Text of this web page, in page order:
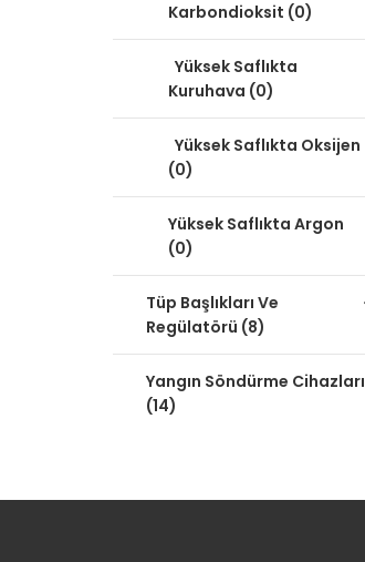
Karbondioksit (0)
Yüksek Saflıkta
Kuruhava (0)
Yüksek Saflıkta Oksijen
(0)
Yüksek Saflıkta Argon
(0)
Tüp Başlıkları Ve
Regülatörü (8)
Yangın Söndürme Cihazları
(14)